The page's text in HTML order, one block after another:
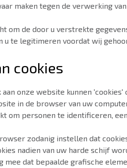
maken tegen de verwerking
om de door u verstrekte
u te legitimeren voordat wij
cookies
aan onze website kunnen
in de browser van uw
om personen te identificeren,
zodanig instellen dat
nadien van uw harde schijf
mee dat bepaalde grafische